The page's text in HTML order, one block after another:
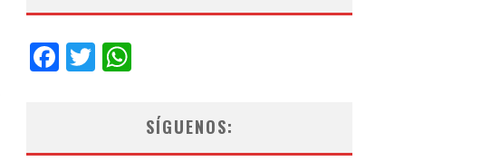
Facebook
Twitter
SÍGUENOS: